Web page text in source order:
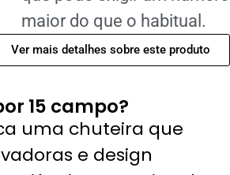
maior do que o habitual.
Ver mais detalhes sobre este produto
15 campo?
uma chuteira que
e design